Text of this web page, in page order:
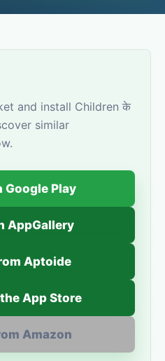
and install Сhildren के
similar
Google Play
AppGallery
Aptoide
App Store
Amazon